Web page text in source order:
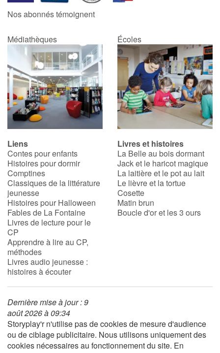
Nos abonnés témoignent
Médiathèques Écoles
Liens
Contes pour enfants
Histoires pour dormir
Comptines
Classiques de la littérature
jeunesse
Histoires pour Halloween
Fables de La Fontaine
Livres de lecture pour le
CP
Apprendre à lire au CP,
méthodes
Livres audio jeunesse :
histoires à écouter
Livres et histoires
La Belle au bois dormant
Jack et le haricot magique
La laitière et le pot au lait
Le lièvre et la tortue
Cosette
Matin brun
Boucle d'or et les 3 ours
Dernière mise à jour : 9
août 2026 à 09:34
Storyplay'r n'utilise pas de cookies de mesure d'audience
ou de ciblage publicitaire. Nous utilisons uniquement des
cookies nécessaires au fonctionnement du site. En